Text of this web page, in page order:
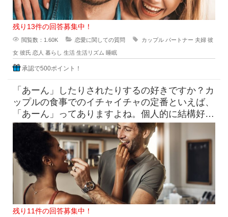
残り13件の回答募集中！
閲覧数：1.60K 恋愛に関しての質問 カップル パートナー 夫婦 彼
女 彼氏 恋人 暮らし 生活 生活リズム 睡眠
承認で500ポイント！
「あーん」したりされたりするの好きですか？カ
ップルの食事でのイチャイチャの定番といえば、
「あーん」ってありますよね。個人的に結構好き
なんですが、皆さんはぶっちゃ
残り11件の回答募集中！